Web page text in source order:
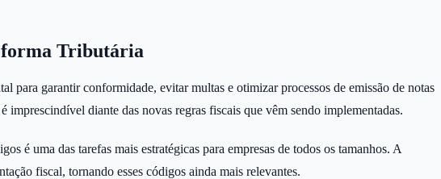
Tributária
para garantir conformidade, evitar multas e otimizar processos de emissão de notas
imprescindível diante das novas regras fiscais que vêm sendo implementadas.
é uma das tarefas mais estratégicas para empresas de todos os tamanhos. A
fiscal, tornando esses códigos ainda mais relevantes.